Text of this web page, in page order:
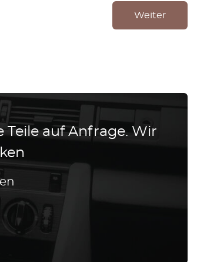
Weiter
Teile auf Anfrage. Wir